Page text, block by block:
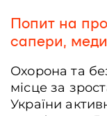
Попит на
сапери,
Охорона та
місце за
України